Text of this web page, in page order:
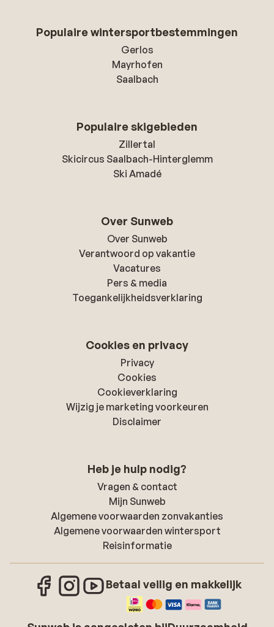
Populaire wintersportbestemmingen
Gerlos
Mayrhofen
Saalbach
Populaire skigebieden
Zillertal
Skicircus Saalbach-Hinterglemm
Ski Amadé
Over Sunweb
Over Sunweb
Verantwoord op vakantie
Vacatures
Pers & media
Toegankelijkheidsverklaring
Cookies en privacy
Privacy
Cookies
Cookieverklaring
Wijzig je marketing voorkeuren
Disclaimer
Heb je hulp nodig?
Vragen & contact
Mijn Sunweb
Algemene voorwaarden zonvakanties
Algemene voorwaarden wintersport
Reisinformatie
Betaal veilig en makkelijk